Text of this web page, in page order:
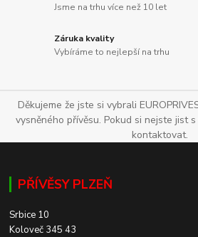
Jsme na trhu více než 10 let
Záruka kvality
Vybíráme to nejlepší na trhu
Děkujeme že jste si vybrali
vysněného přívěsu. Pokud si nejste jist
kontaktovat.
PŘÍVĚSY PLZEŇ
Srbice 10
Koloveč 345 43